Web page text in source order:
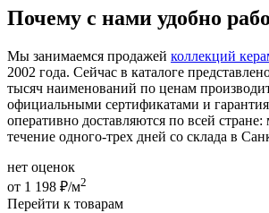
Почему с нами удобно
Мы занимаемся продажей коллекций
2002 года. Сейчас в каталоге
тысяч наименований по ценам
официальными сертификатами и
оперативно доставляются по всей
течение одного-трех дней со склада в
нет оценок
от 1 198 ₽/м2
Перейти к товарам